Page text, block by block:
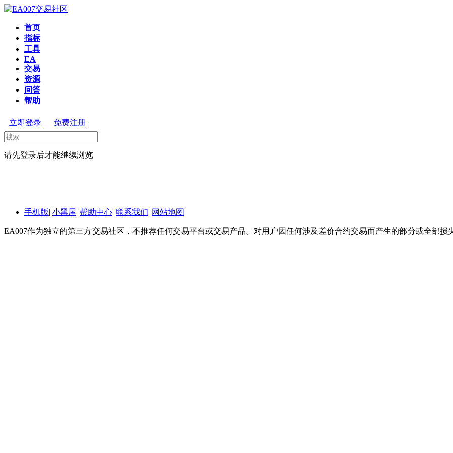
首页
指标
工具
EA
交易
资源
问答
帮助
立即登录 免费注册
请先登录后才能继续浏览
手机版| 小黑屋| 帮助中心| 联系我们| 网站地图|
EA007作为独立的第三方交易社区，不推荐任何交易平台或交易产品。对用户因任何涉及差价合约交易而产生的部分或全部损